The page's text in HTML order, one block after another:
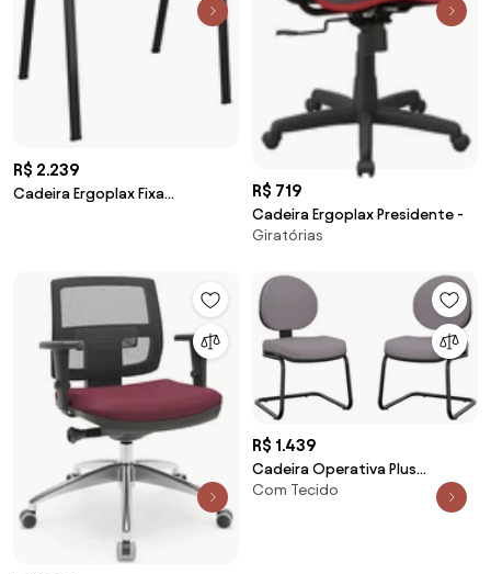
R$ 2.239
Cadeira Ergoplax Fixa
R$ 719
Cadeira Ergoplax Presidente -
Giratórias
R$ 1.439
Cadeira Operativa Plus
Executiva Aproximação S 2
Com Tecido